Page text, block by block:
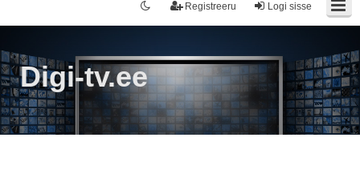
Logi sisse
Registreeru
Digi-tv.ee